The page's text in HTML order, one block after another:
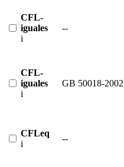
CFL-
iguales
i
--
CFL-
iguales
i
GB 50018-2002
CFLeq
i
--